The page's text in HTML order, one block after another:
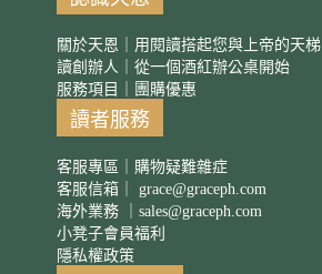
關於天恩｜用閱讀搭起您與上帝的天梯
讀創辦人｜從一個酒紅辦公桌開始
服務項目｜團購優惠
讀者服務
客服專區｜購物疑難雜症
客服信箱｜ grace@graceph.com
海外業務 ｜ sales@graceph.com
小凳子會員福利
隱私權政策